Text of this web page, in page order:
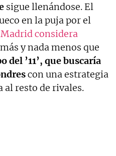
sigue llenándose. El
en la puja por el
considera
y nada menos que
’11’, que buscaría
con una estrategia
al resto de rivales.